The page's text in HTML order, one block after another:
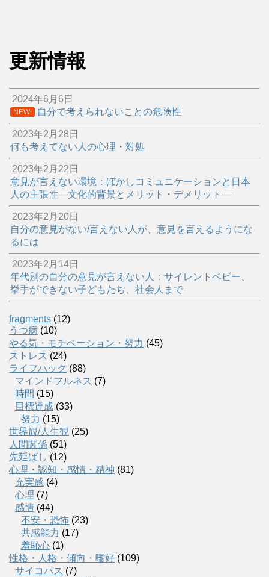
更新情報
2024年6月6日
NEW! 自分で考えられないことの危険性
2023年2月28日
何も考えてない人の心理・対処
2023年2月22日
意見が言えない環境：ぼかしコミュニケーションと日本
人の主張性―文化的背景とメリット・デメリット―
2023年2月20日
自分の意見がない/言えない人が、意見を言えるようにな
るには
2023年2月14日
年代別の自分の意見が言えない人：サイレントベビー、
挙手ができない子どもたち、社会人まで
fragments (12)
うつ病 (10)
やる気・モチベーション・努力 (45)
ストレス (24)
ライフハック (88)
マインドフルネス (7)
時間 (15)
目標達成 (33)
努力 (15)
世界観/人生観 (25)
人間関係 (51)
先延ばし (12)
心理・認知・感情・精神 (81)
充実感 (4)
心理 (7)
感情 (44)
不安・恐怖 (23)
共感能力 (17)
羞恥心 (1)
性格・人格・傾向・嗜好 (109)
サイコパス (7)